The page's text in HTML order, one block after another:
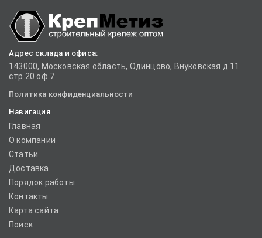
Адрес склада и офиса:
143000, Московская область, Одинцово, Внуковская д.11
стр.20 оф.7
Политика конфиденциальности
Навигация
Главная
О компании
Статьи
Доставка
Порядок работы
Контакты
Карта сайта
Поиск